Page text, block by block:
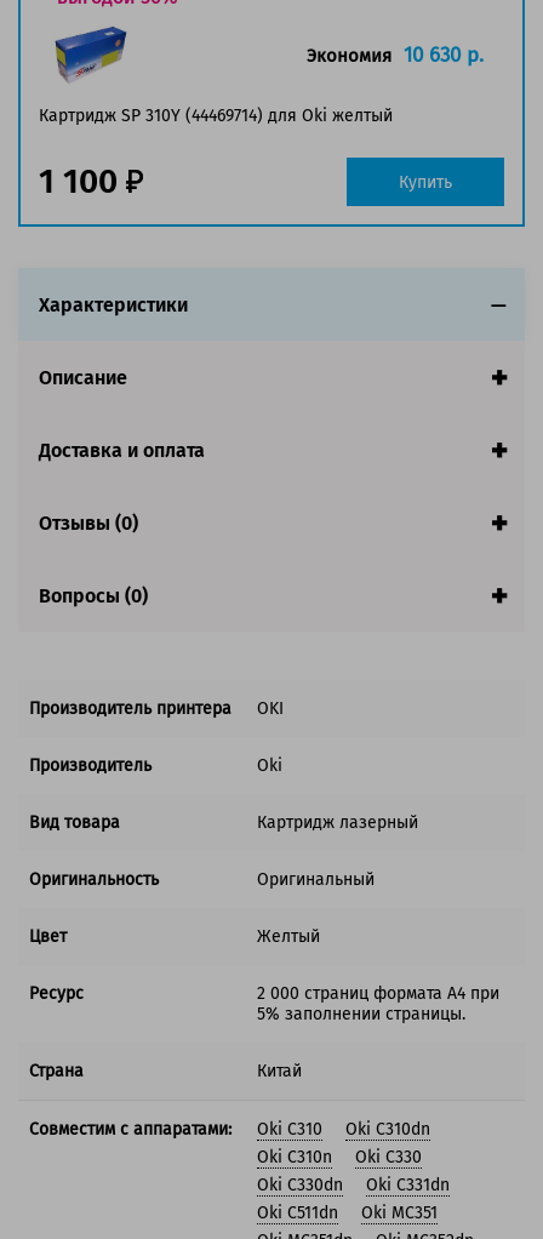
Вид товара:
Оригинальность:
Оригинальный
Цвет:Желтый
Ресурс:2 000 страниц формата А4 при 5%
Страна:Китай
Картридж SP 310Y (44469714) для Oki желтый
Экономия 10 630 р.
1 100 Купить
Характеристики
Описание
Доставка и оплата
Отзывы (0)
Вопросы (0)
Производитель принтера OKI
Производитель Oki
Вид товара Картридж лазерный
Оригинальность Оригинальный
Цвет Желтый
Ресурс
2 000 страниц формата А4 при
5% заполнении страницы.
Страна Китай
Совместим с аппаратами: Oki C310
Oki C310dn
Oki C310n
Oki C330
Oki C330dn
Oki C331dn
Oki C511dn
Oki MC351